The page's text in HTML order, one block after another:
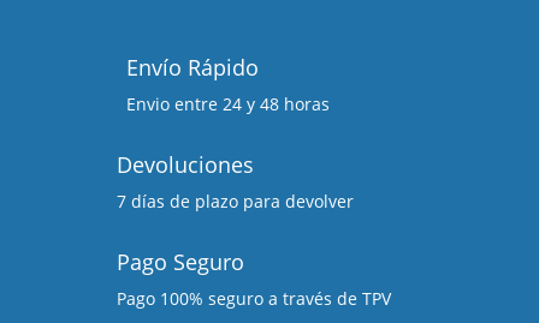
Envío Rápido
Envio entre 24 y 48 horas
Devoluciones
7 días de plazo para devolver
Pago Seguro
Pago 100% seguro a través de TPV